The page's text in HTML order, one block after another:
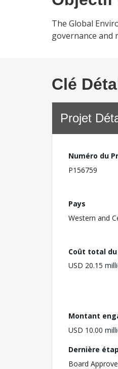
The Global
governance and
Clé
Projet
Numéro du
P156759
Pays
Western and
Coût total
USD 20.15
Montant
USD 10.00
Dernière
Board